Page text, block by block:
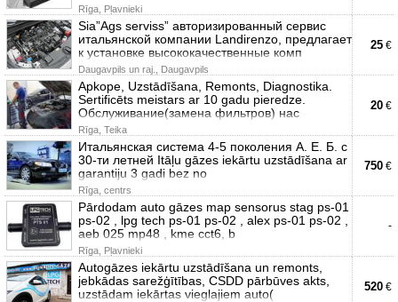
Rīga, Pļavnieki
Sia”Ags serviss” авторизированный сервис
итальянской компании Landirenzo, предлагает
к установке высококачественные комп
Daugavpils un raj., Daugavpils
25 €
Apkope, Uzstādīšana, Remonts, Diagnostika.
Sertificēts meistars ar 10 gadu pieredze.
Обслуживание(замена фильтров) нас
Rīga, Teika
20 €
Итальянская система 4-5 поколения А. Е. Б. с
30-ти летней Itāļu gāzes iekārtu uzstādīšana ar
garantiju 3 gadi bez no
Rīga, centrs
750 €
Pārdodam auto gāzes map sensorus stag ps-01
ps-02 , lpg tech ps-01 ps-02 , alex ps-01 ps-02 ,
aeb 025 mp48 , kme cct6, b
Rīga, Pļavnieki
-
Autogāzes iekārtu uzstādīšana un remonts,
jebkādas sarežģītības, CSDD pārbūves akts,
uzstādam iekārtas vieglajiem auto(
520 €